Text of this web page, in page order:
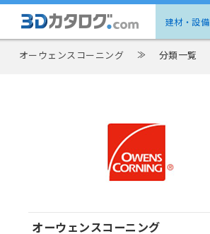
建材・設備
オーウェンスコーニング ≫ 分類一覧
オーウェンスコーニング